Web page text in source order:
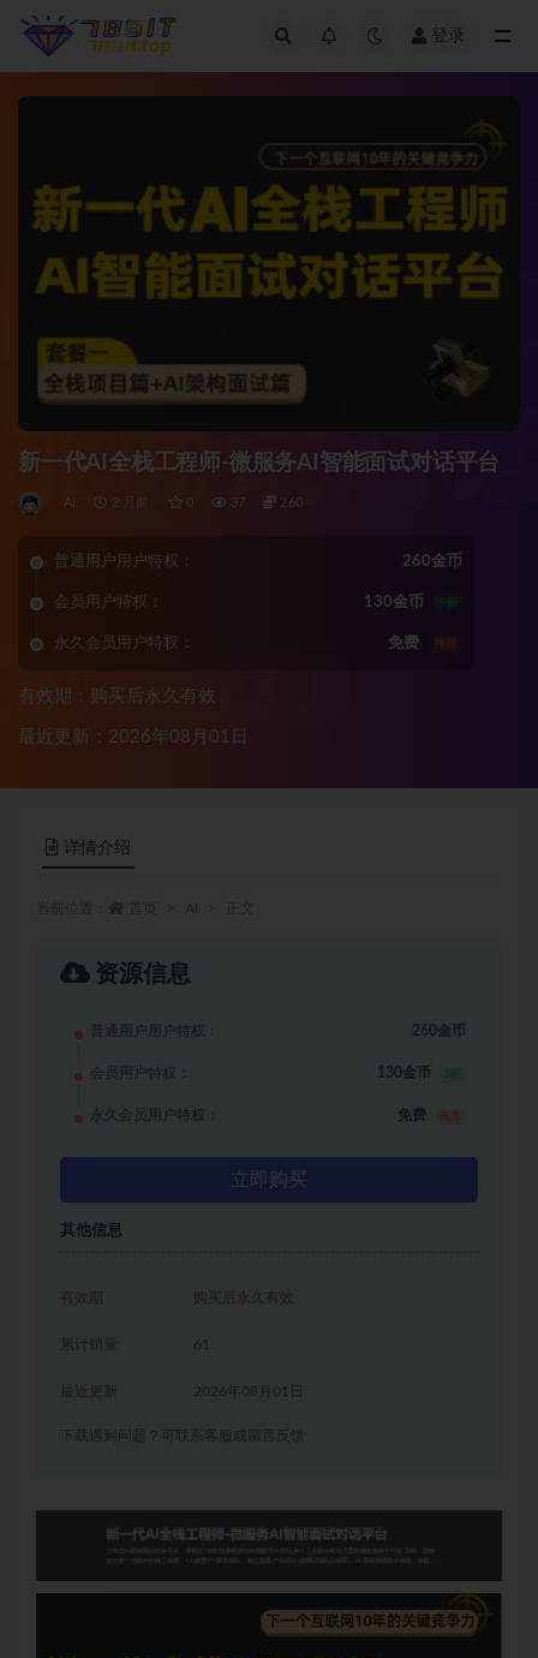
登录
新一代AI全栈工程师-微服务AI智能面试对话平台
AI 2 月前 0 37 260
普通用户用户特权： 260金币
会员用户特权： 130金币 5折
永久会员用户特权： 免费 推荐
有效期：购买后永久有效
最近更新：2026年08月01日
详情介绍
资源信息
普通用户用户特权： 260金币
会员用户特权： 130金币 5折
永久会员用户特权： 免费
立即购买
其他信息
有效期 购买后永久有效
累计销量 61
2026年08月01日
下载遇到问题？可联系客服或留言反馈